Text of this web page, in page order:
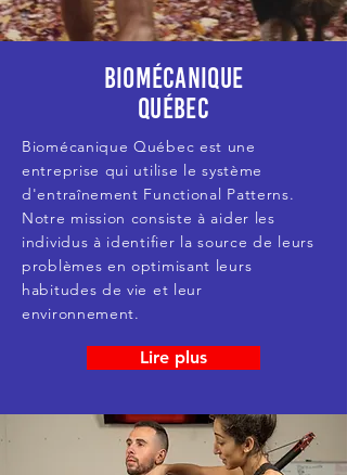
Biomécanique
Québec
Biomécanique Québec est une
entreprise qui utilise le système
d'entraînement Functional Patterns.
Notre mission consiste à aider les
individus à identifier la source de leurs
problèmes en optimisant leurs
habitudes de vie et leur
environnement.
Lire plus